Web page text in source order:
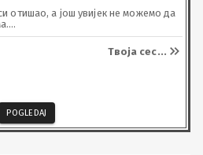
отишао, а још увијек не можемо да
осмијех.
дјетињство, безбрижна љета,
вријеме никада неће избрисати.
сјећању и сваком осмијеху
у свом срцу.
Твоја сес...
POGLEDAJ